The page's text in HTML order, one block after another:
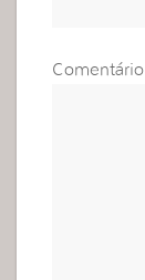
Comentário